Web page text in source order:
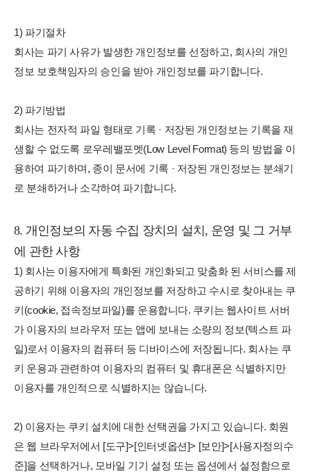
1) 파기절차
회사는 파기 사유가 발생한 개인정보를 선정하고, 회사의 개인
정보 보호책임자의 승인을 받아 개인정보를 파기합니다.
2) 파기방법
회사는 전자적 파일 형태로 기록 · 저장된 개인정보는 기록을 재
생할 수 없도록 로우레밸포멧(Low Level Format) 등의 방법을 이
용하여 파기하며, 종이 문서에 기록 · 저장된 개인정보는 분쇄기
로 분쇄하거나 소각하여 파기합니다.
8. 개인정보의 자동 수집 장치의 설치, 운영 및 그 거부
에 관한 사항
1) 회사는 이용자에게 특화된 개인화되고 맞춤화 된 서비스를 제
공하기 위해 이용자의 개인정보를 저장하고 수시로 찾아내는 쿠
키(cookie, 접속정보파일)를 운용합니다. 쿠키는 웹사이트 서버
가 이용자의 브라우저 또는 앱에 보내는 소량의 정보(텍스트 파
일)로서 이용자의 컴퓨터 등 디바이스에 저장됩니다. 회사는 쿠
키 운용과 관련하여 이용자의 컴퓨터 및 휴대폰은 식별하지만
이용자를 개인적으로 식별하지는 않습니다.
2) 이용자는 쿠키 설치에 대한 선택권을 가지고 있습니다. 회원
은 웹 브라우저에서 [도구]>[인터넷옵션]> [보안]>[사용자정의수
준]을 선택하거나, 모바일 기기 설정 또는 옵션에서 설정함으로